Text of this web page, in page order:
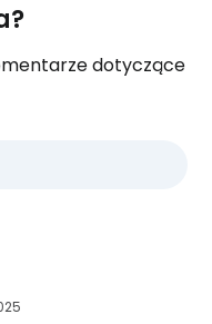
dotyczące